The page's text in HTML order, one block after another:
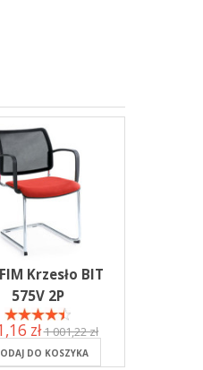
Krzesło BIT
575V 2P
zł1 001,22 zł
DO KOSZYKA